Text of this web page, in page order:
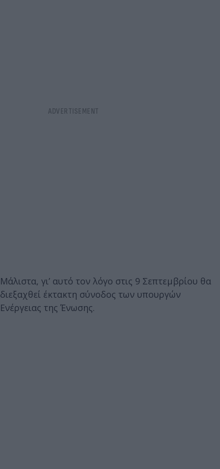
Μάλιστα, γι’ αυτό τον λόγο στις 9 Σεπτεμβρίου θα
διεξαχθεί έκτακτη σύνοδος των υπουργών
Ενέργειας της Ένωσης.